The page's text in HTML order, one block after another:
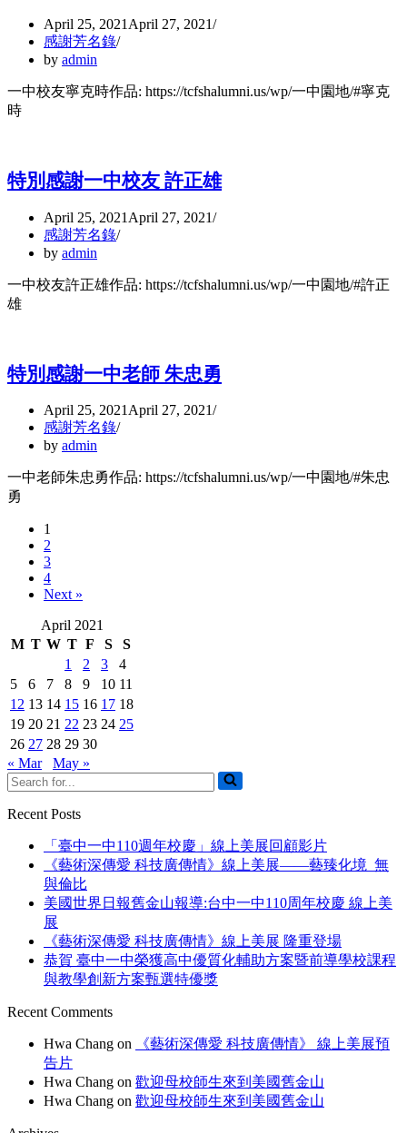
April 25, 2021 April 27, 2021
感謝芳名錄
by admin
一中校友寧克時作品: https://tcfshalumni.us/wp/一中園地/#寧克
時
特別感謝一中校友 許正雄
April 25, 2021 April 27, 2021
感謝芳名錄
by admin
一中校友許正雄作品: https://tcfshalumni.us/wp/一中園地/#許正
雄
特別感謝一中老師 朱忠勇
April 25, 2021 April 27, 2021
感謝芳名錄
by admin
一中老師朱忠勇作品: https://tcfshalumni.us/wp/一中園地/#朱忠
勇
1
2
3
4
Next »
April 2021
M T W T F S
S
1
2 3
4
5
6 7 8 9 10 11
12 13 14 15 16 17 18
19 20 21 22 23 24 25
26 27 28 29 30
« Mar
May »
Search
for...
Recent Posts
「臺中一中110週年校慶」線上美展回顧影片
《藝術深傳愛 科技廣傳情》線上美展——藝臻化境 無
與倫比
美國世界日報舊金山報導:台中⼀中110周年校慶 線上美
展
《藝術深傳愛 科技廣傳情》線上美展 隆重登場
恭賀 臺中一中榮獲高中優質化輔助方案暨前導學校課程
與教學創新方案甄選特優獎
Recent Comments
Hwa Chang on
《藝術深傳愛 科技廣傳情》 線上美展預
告片
Hwa Chang on 歡迎母校師生來到美國舊金山
Hwa Chang on 歡迎母校師生來到美國舊金山